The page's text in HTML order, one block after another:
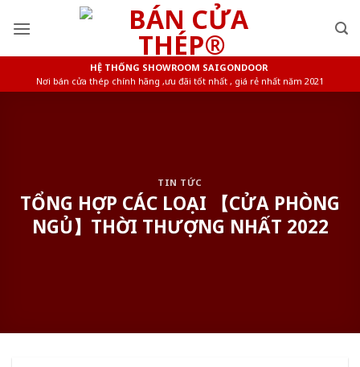
HỆ THỐNG SHOWROOM SAIGONDOOR
Nơi bán cửa thép chính hãng ,ưu đãi tốt nhất , giá rẻ nhất năm 2021
TIN TỨC
TỔNG HỢP CÁC LOẠI 【CỬA PHÒNG
NGỦ】THỜI THƯỢNG NHẤT 2022